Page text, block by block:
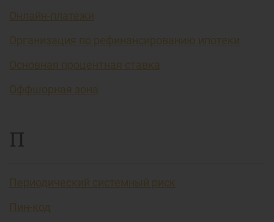
Онлайн-платежи
Организация по рефинансированию ипотеки
Основная процентная ставка
Оффшорная зона
П
Периодический системный риск
Пин-код